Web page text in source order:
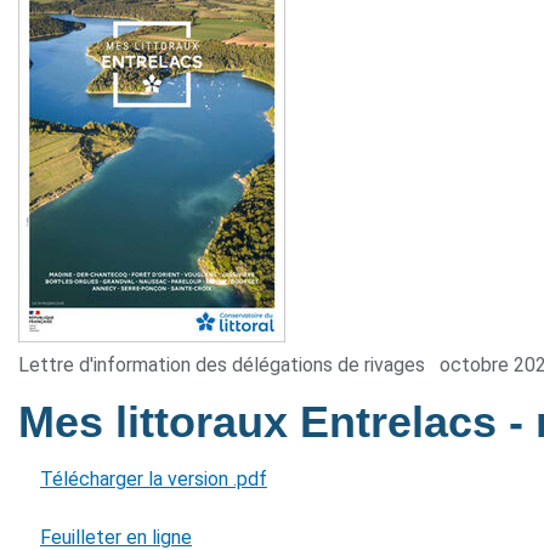
Lettre d'information des délégations de rivages octobre
Mes littoraux Entrelacs -
Télécharger la version .pdf
Feuilleter en ligne